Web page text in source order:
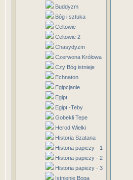
Buddyzm
Bóg i sztuka
Celtowie
Celtowie 2
Chasydyzm
Czerwona Królowa
Czy Bóg istnieje
Echnaton
Egipcjanie
Egipt
Egipt -Teby
Gobekli Tepe
Herod Wielki
Historia Szatana
Historia papieży - 1
Historia papieży - 2
Historia papieży - 3
Istnienie Boga